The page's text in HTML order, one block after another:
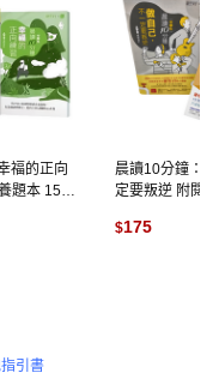
福的正向
題本 15 x
晨讀10分鐘：
定要叛逆 附閱
$175
引書